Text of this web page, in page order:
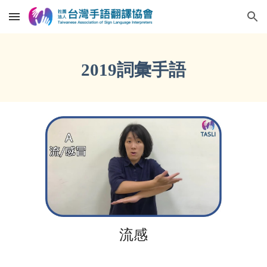
Skip to main content Skip to navigation
2019詞彙手語
流感